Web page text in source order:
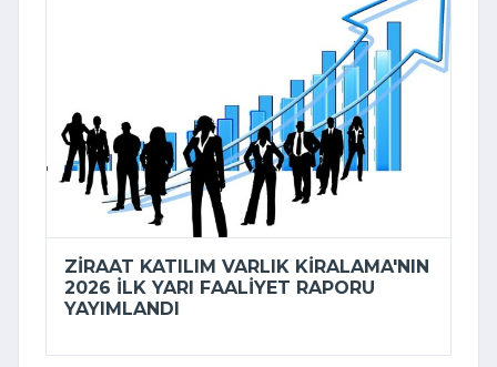
ZIRAAT KATILIM VARLIK KIRALAMA'NIN
2026 ILK YARI FAALIYET RAPORU
YAYIMLANDI